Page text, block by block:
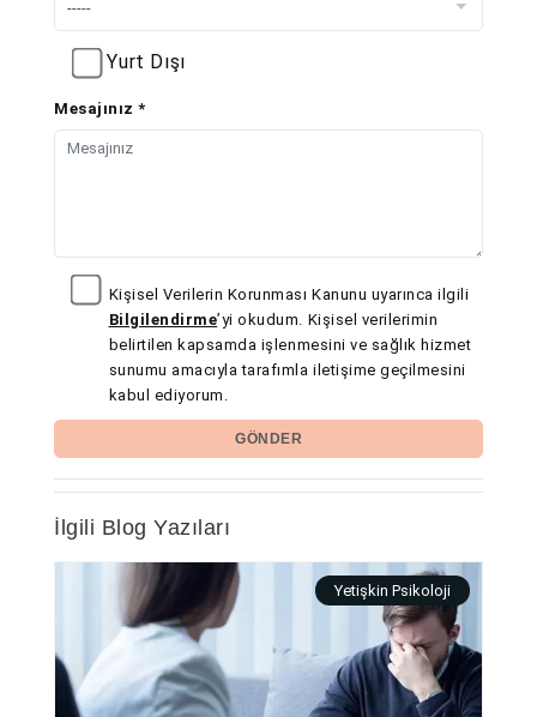
Yurt Dışı
Mesajınız *
Kişisel Verilerin Korunması Kanunu uyarınca ilgili
Bilgilendirme’yi okudum. Kişisel verilerimin
belirtilen kapsamda işlenmesini ve sağlık hizmet
sunumu amacıyla tarafımla iletişime geçilmesini
kabul ediyorum.
GÖNDER
İlgili Blog Yazıları
Yetişkin Psikoloji